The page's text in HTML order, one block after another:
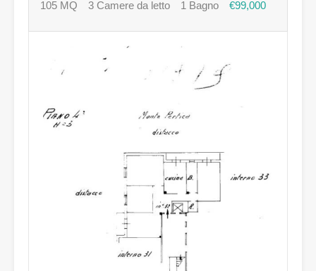
105 MQ 3 Camere da letto 1 Bagno €99,000